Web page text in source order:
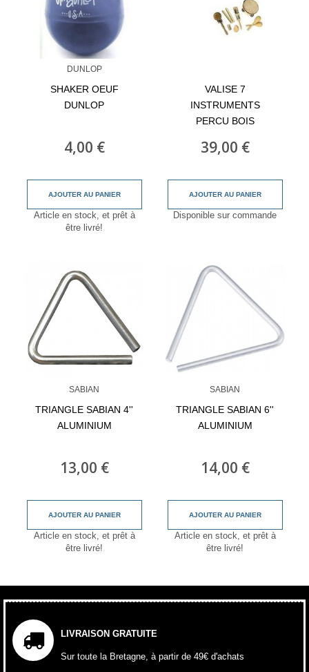
DUNLOP
SHAKER OEUF
DUNLOP
4,00 €
AJOUTER AU PANIER
Article en stock, et prêt à
être livré!
VALISE 7
INSTRUMENTS
PERCU BOIS
39,00 €
AJOUTER AU PANIER
Disponible sur commande
SABIAN
TRIANGLE SABIAN 4''
ALUMINIUM
13,00 €
AJOUTER AU PANIER
Article en stock, et prêt à
être livré!
SABIAN
TRIANGLE SABIAN 6''
ALUMINIUM
14,00 €
AJOUTER AU PANIER
Article en stock, et prêt à
être livré!
LIVRAISON GRATUITE
Sur toute la Bretagne, à partir de 49€ d'achats